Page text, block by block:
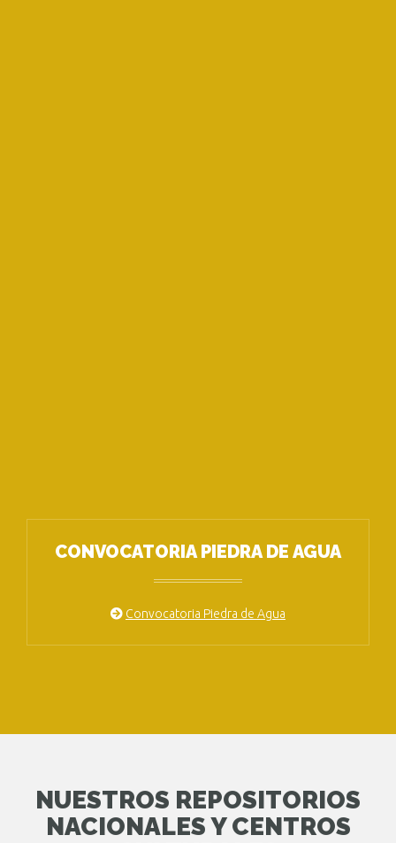
CONVOCATORIA PIEDRA DE AGUA
Convocatoria Piedra de Agua
NUESTROS REPOSITORIOS
NACIONALES Y CENTROS